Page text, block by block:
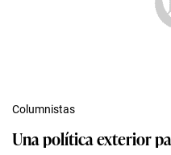
Columnistas
Una política exterior